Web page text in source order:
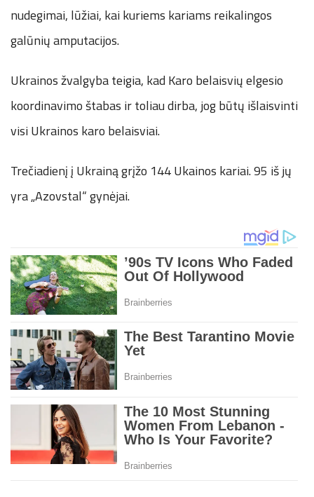
nudegimai, lūžiai, kai kuriems kariams reikalingos
galūnių amputacijos.
Ukrainos žvalgyba teigia, kad Karo belaisvių elgesio
koordinavimo štabas ir toliau dirba, jog būtų išlaisvinti
visi Ukrainos karo belaisviai.
Trečiadienį į Ukrainą grįžo 144 Ukainos kariai. 95 iš jų
yra „Azovstal“ gynėjai.